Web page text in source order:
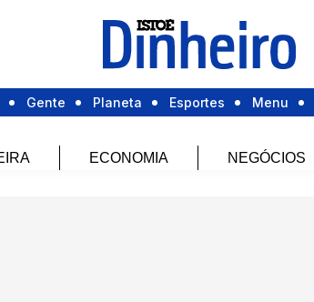
Gente Planeta Esportes Menu
ECONOMIA NEGÓCIOS